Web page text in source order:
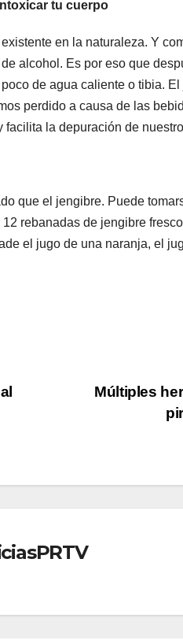
tu cuerpo
en la naturaleza. Y
alcohol. Es por eso que
de agua caliente o tibia.
perdido a causa de las
la depuración de
que el jengibre. Puede
rebanadas de jengibre
el jugo de una naranja, el
Múltiples